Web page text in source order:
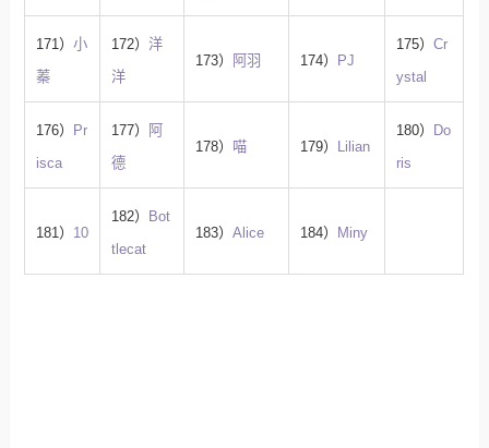
171） 小
蓁
172） 洋
洋
173） 阿羽 174） PJ
175） Cr
ystal
176） Pr
isca
177）
阿
德
178） 喵 179） Lilian
180） Do
ris
181） 10
182） Bot
tlecat
183） Alice 184） Miny